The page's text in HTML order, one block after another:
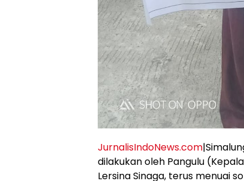
JurnalisIndoNews.com
dilakukan oleh Pangulu
Lersina Sinaga, terus menuai